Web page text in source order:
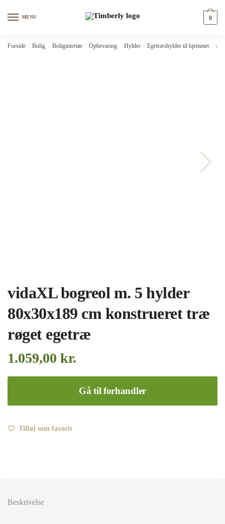
MENU 0
Forside Bolig Boliginteriør Opbevaring Hylder Egetræshylder til hjemmet
vidaXL bogreol m. 5 hylder
80x30x189 cm konstrueret træ
røget egetræ
1.059,00 kr.
Gå til forhandler
Tilføj som favorit
Beskrivelse